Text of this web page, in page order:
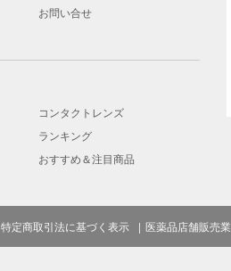
お問い合せ
コンタクトレンズ
ランキング
おすすめ＆注目商品
特定商取引法に基づく表示 医薬品店舗販売業